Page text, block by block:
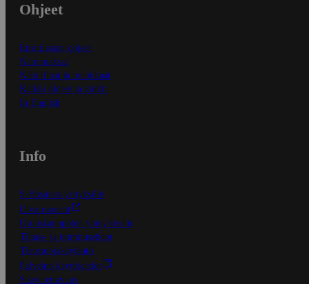
Ohjeet
Ensitilaajan ohjeet
Näin maksat
Näin tilaat ja muokkaat
Kaikki ohjeet ja vinkit
In English
Info
S-Business yrityksille
Oiva-raportit
Osuuskauppojen yhteystiedot
Tilaus- ja toimitusehdot
Tietosuojakäytäntö
Palvelun käyttöehdot
Saavutettavuus